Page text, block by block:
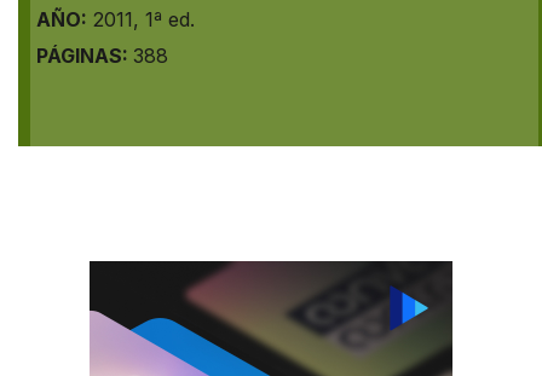
AÑO: 2011, 1ª ed.
PÁGINAS: 388